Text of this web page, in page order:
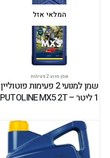
המלאי אזל
שמן מנוע 2 פעימות
שמן למנועי 2 פעימות פוטוליין
1 ליטר – PUTOLINE MX5 2T